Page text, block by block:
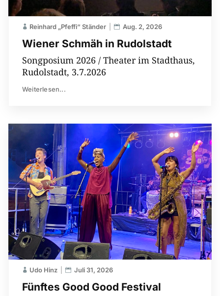
Wiener Schmäh in Rudolstadt
Reinhard „Pfeffi“ Ständer Aug. 2, 2026
Songposium 2026 / Theater im Stadthaus,
Rudolstadt, 3.7.2026
Weiterlesen...
Fünftes Good Good Festival
Udo Hinz Juli 31, 2026